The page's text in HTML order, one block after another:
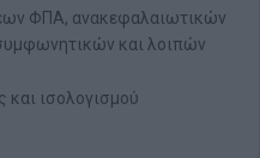
ΦΠΑ, ανακεφαλαιωτικών
και λοιπών
και ισολογισμού